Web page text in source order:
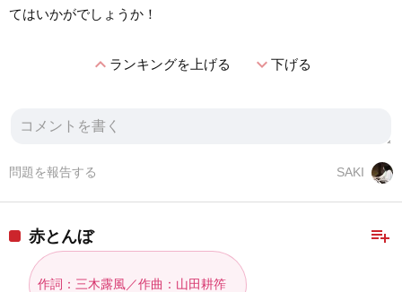
てはいかがでしょうか！
expand_lessランキングを上げる expand_more下げる
SAKI
問題を報告する
playlist_add
赤とんぼ
作詞：三木露風／作曲：山田耕筰